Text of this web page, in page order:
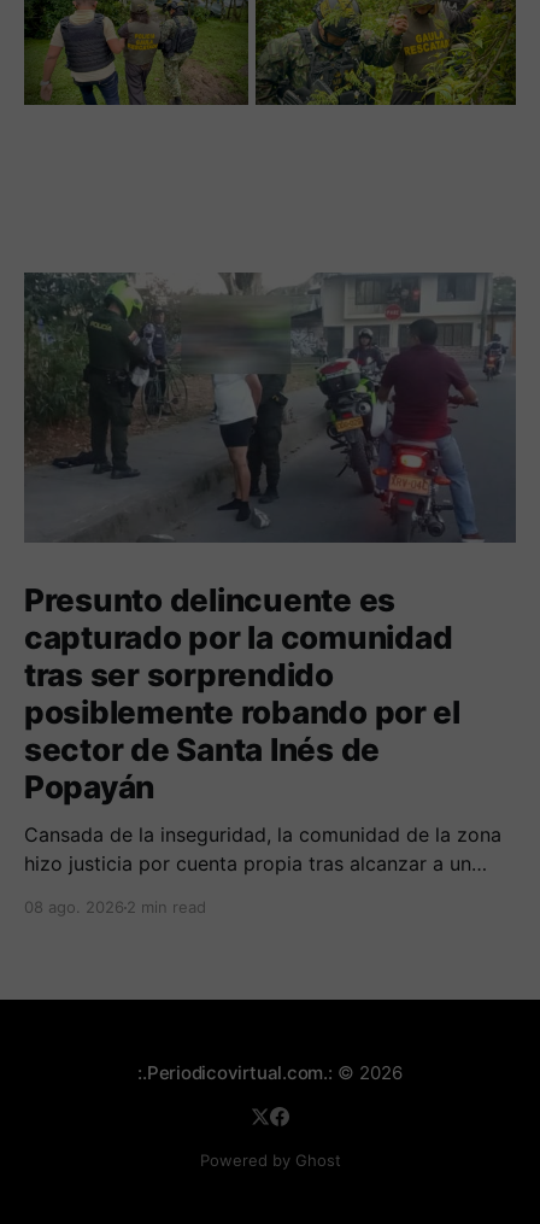
Presunto delincuente es
capturado por la comunidad
tras ser sorprendido
posiblemente robando por el
sector de Santa Inés de
Popayán
Cansada de la inseguridad, la comunidad de la zona
hizo justicia por cuenta propia tras alcanzar a un
comuna cuatro. La gente pedía que lo incineraran,
08 ago. 2026 2 min read
:.Periodicovirtual.com.: © 2026
Powered by Ghost